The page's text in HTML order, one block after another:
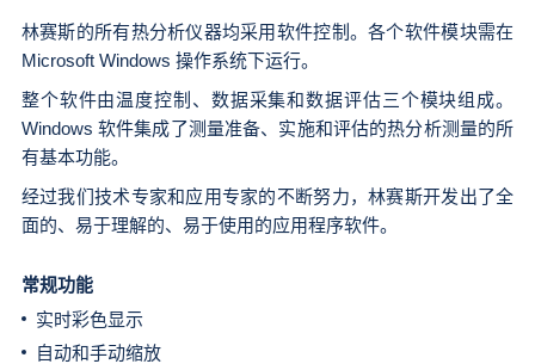
林赛斯的所有热分析仪器均采用软件控制。各个软件模块需在
Microsoft Windows 操作系统下运行。
整个软件由温度控制、数据采集和数据评估三个模块组成。
Windows 软件集成了测量准备、实施和评估的热分析测量的所
有基本功能。
经过我们技术专家和应用专家的不断努力，林赛斯开发出了全
面的、易于理解的、易于使用的应用程序软件。
常规功能
实时彩色显示
自动和手动缩放